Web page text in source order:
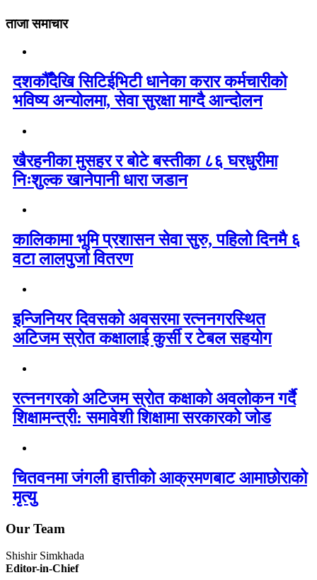
ताजा समाचार
दशकौँदेखि सिटिईभिटी धानेका करार कर्मचारीको
भविष्य अन्योलमा, सेवा सुरक्षा माग्दै आन्दोलन
खैरहनीका मुसहर र बोटे बस्तीका ८६ घरधुरीमा
निःशुल्क खानेपानी धारा जडान
कालिकामा भूमि प्रशासन सेवा सुरु, पहिलो दिनमै ६
वटा लालपुर्जा वितरण
इन्जिनियर दिवसको अवसरमा रत्ननगरस्थित
अटिजम स्रोत कक्षालाई कुर्सी र टेबल सहयोग
रत्ननगरको अटिजम स्रोत कक्षाको अवलोकन गर्दै
शिक्षामन्त्री: समावेशी शिक्षामा सरकारको जोड
चितवनमा जंगली हात्तीको आक्रमणबाट आमाछोराको
मृत्यु
Our Team
Shishir Simkhada
Editor-in-Chief